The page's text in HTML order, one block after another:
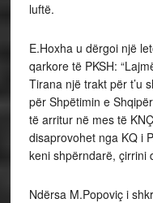
luftë.
E.Hoxha u dërgoi një
qarkore të PKSH:
Tirana një trakt për t’u
për Shpëtimin e
të arritur në mes të
disaprovohet nga KQ i
keni shpërndarë, çirrini
Ndërsa M.Popoviç i